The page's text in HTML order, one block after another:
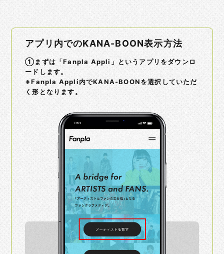
アプリ内でのKANA-BOON表示方法
①まずは「Fanpla Appli」というアプリをダウンロ
ードします。
※Fanpla Appli内でKANA-BOONを選択していただ
く形となります。